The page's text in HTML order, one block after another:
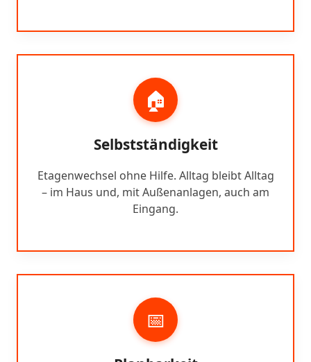
🏠
Selbstständigkeit
Etagenwechsel ohne Hilfe. Alltag bleibt Alltag
– im Haus und, mit Außenanlagen, auch am
Eingang.
📅